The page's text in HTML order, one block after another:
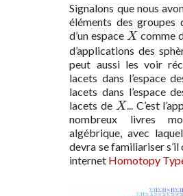
Signalons que nous
éléments des groupes
d’un espace X
X comme
d’applications des
peut aussi les voir
lacets dans l’espace
lacets dans l’espace
lacets de X
X
... C’est
nombreux livres
algébrique, avec
devra se familiariser
internet Homotopy